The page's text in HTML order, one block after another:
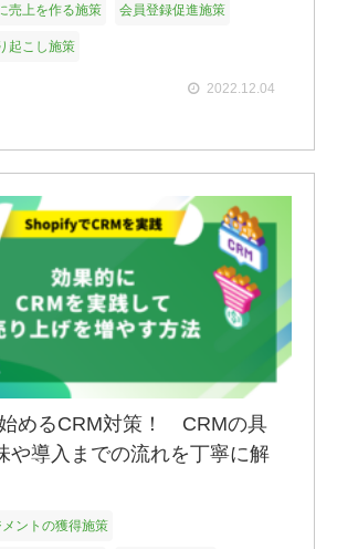
売上を作る施策 会員登録促進施策
起こし施策
2022.12.04
めるCRM対策！ CRMの具
や導入までの流れを丁寧に解
ントの獲得施策